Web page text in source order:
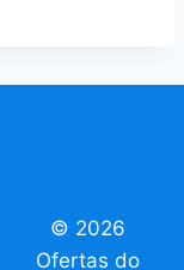
© 2026
Ofertas do